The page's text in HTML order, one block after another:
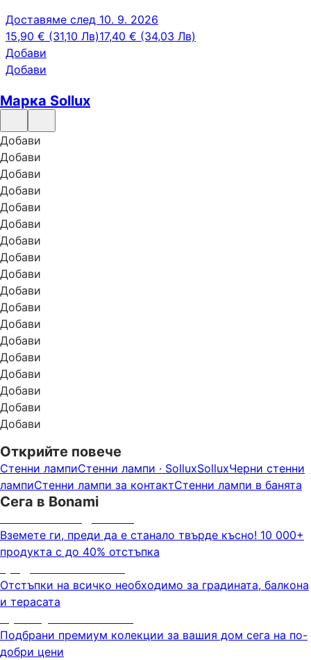
Доставяме след 10. 9. 2026
15,90 € (31,10 Лв)17,40 € (34,03 Лв)
Добави
Добави
Марка Sollux
Добави
Добави
Добави
Добави
Добави
Добави
Добави
Добави
Добави
Добави
Добави
Добави
Добави
Добави
Добави
Добави
Добави
Добави
Открийте повече
Стенни лампиСтенни лампи · SolluxSolluxЧерни стенни
лампиСтенни лампи за контактСтенни лампи в банята
Сега в Bonami
Вземете ги, преди да е станало твърде късно! 10 000+
продукта с до 40% отстъпка
Отстъпки на всичко необходимо за градината, балкона
и терасата
Подбрани премиум колекции за вашия дом сега на по-
добри цени